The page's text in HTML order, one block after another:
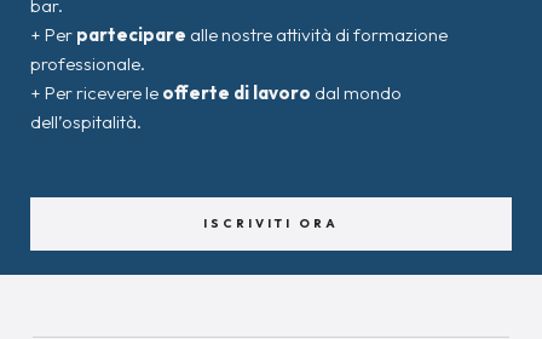
bar.
+ Per partecipare alle nostre attività di formazione
professionale.
+ Per ricevere le offerte di lavoro dal mondo
dell’ospitalità.
ISCRIVITI ORA